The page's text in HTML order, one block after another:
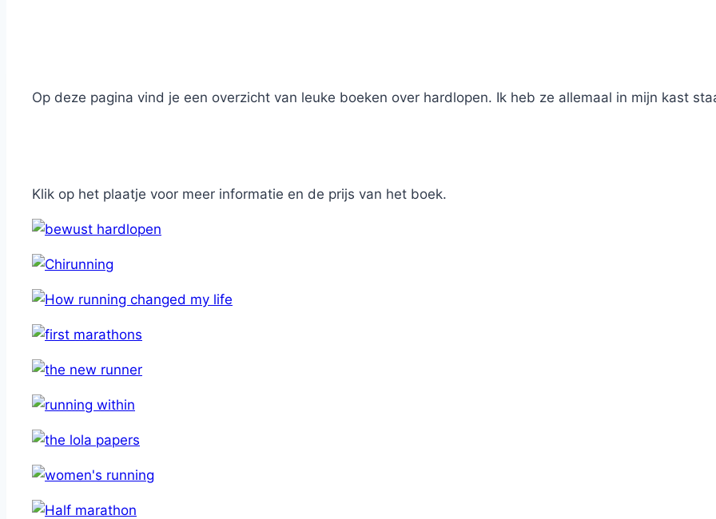
Op deze pagina vind je een overzicht van leuke boeken over hardlopen. Ik heb ze allemaal in mijn kast
Klik op het plaatje voor meer informatie en de prijs van het boek.